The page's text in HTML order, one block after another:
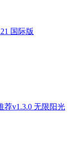
国际版
荐v1.3.0 无限阳光